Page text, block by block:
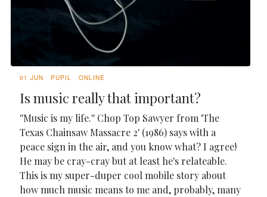
01 JUN PUPIL ONLINE
Is music really that important?
''Music is my life.'' Chop Top Sawyer from 'The
Texas Chainsaw Massacre 2' (1986) says with a
peace sign in the air, and you know what? I agree!
He may be cray-cray but at least he's relateable.
This is my super-duper cool mobile story about
how much music means to me and, probably, many